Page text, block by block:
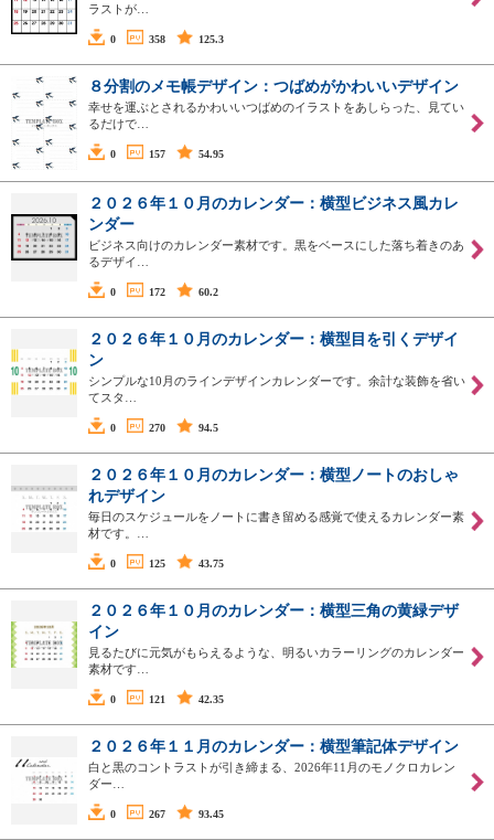
ラストが…
0 358 125.3
８分割のメモ帳デザイン：つばめがかわいいデザイン
幸せを運ぶとされるかわいいつばめのイラストをあしらった、見てい
るだけで…
0 157 54.95
２０２６年１０月のカレンダー：横型ビジネス風カレ
ンダー
ビジネス向けのカレンダー素材です。黒をベースにした落ち着きのあ
るデザイ…
0 172 60.2
２０２６年１０月のカレンダー：横型目を引くデザイ
ン
シンプルな10月のラインデザインカレンダーです。余計な装飾を省い
てスタ…
0 270 94.5
２０２６年１０月のカレンダー：横型ノートのおしゃ
れデザイン
毎日のスケジュールをノートに書き留める感覚で使えるカレンダー素
材です。…
0 125 43.75
２０２６年１０月のカレンダー：横型三角の黄緑デザ
イン
見るたびに元気がもらえるような、明るいカラーリングのカレンダー
素材です…
0 121 42.35
２０２６年１１月のカレンダー：横型筆記体デザイン
白と黒のコントラストが引き締まる、2026年11月のモノクロカレン
ダー…
0 267 93.45